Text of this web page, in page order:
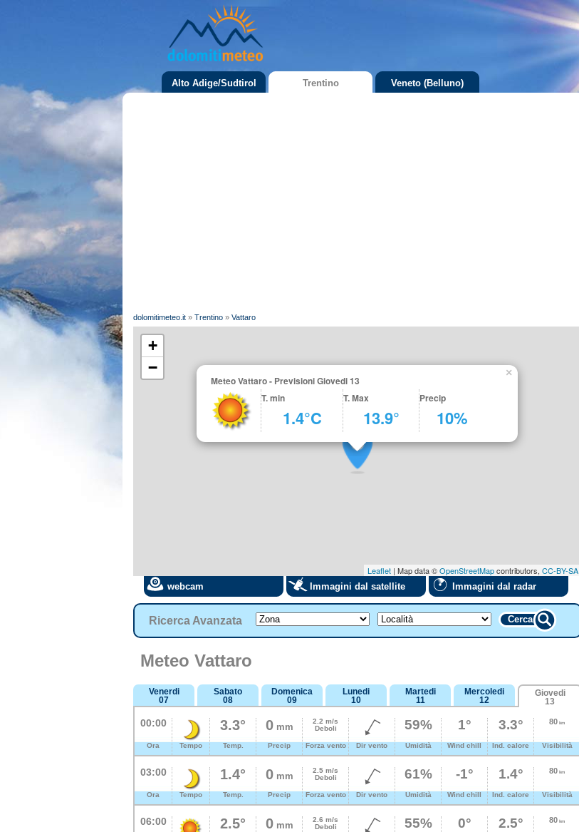
Alto Adige/Sudtirol Trentino Veneto (Belluno)
dolomitimeteo.it » Trentino » Vattaro
Meteo Vattaro - Previsioni Giovedi 13
T. min
T. Max Precip
1.4°C 13.9° 10%
×
+
−
Leaflet | Map data ©OpenStreetMapcontributors, CC-BY-SA
webcam Immagini dal satellite Immagini dal radar
Ricerca Avanzata Cerca
Meteo Vattaro
Venerdi
07
Sabato
08
Domenica
09
Lunedi
10
Martedi
11
Mercoledi
12
Giovedi
13
00:00
Ora Tempo
3.3°
Temp.
0mm
Precip
2.2 m/s
Deboli
Forza vento Dir vento
59%
Umidità
1°
Wind chill
3.3°
Ind. calore
80 km
Visibilità
03:00
Ora Tempo
1.4°
Temp.
0mm
Precip
2.5 m/s
Deboli
Forza vento Dir vento
61%
Umidità
-1°
Wind chill
1.4°
Ind. calore
80 km
Visibilità
06:00 2.5° 0mm
2.6 m/s
Deboli
55% 0° 2.5° 80 km